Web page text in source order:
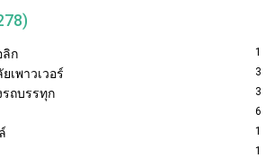
ลิก 1
เพาวเวอร์ 3
รถบรรทุก 3
6
1
1